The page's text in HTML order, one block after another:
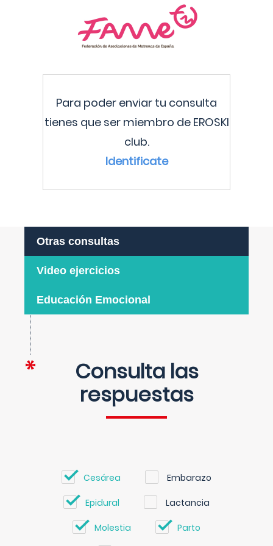
Para poder enviar tu consulta
tienes que ser miembro de EROSKI
club.
Identificate
Otras consultas
Video ejercicios
Educación Emocional
Consulta las
respuestas
Cesárea Embarazo
Epidural Lactancia
Molestia Parto